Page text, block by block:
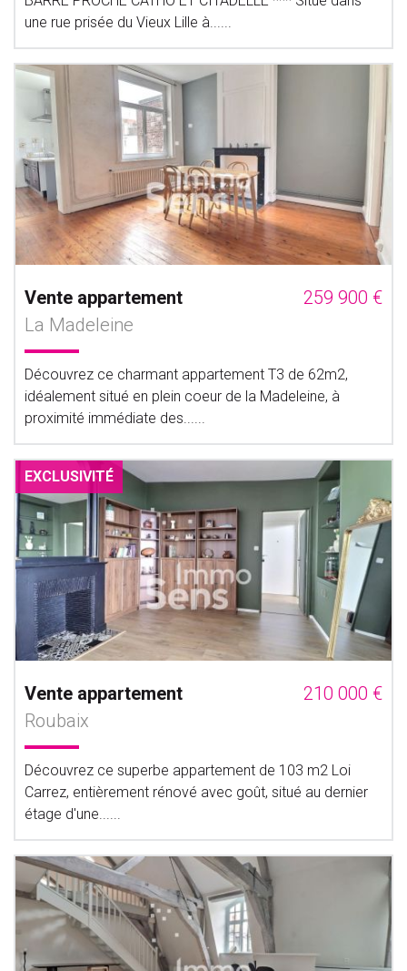
une rue prisée du Vieux Lille à......
Vente appartement
259 900 €
La Madeleine
Découvrez ce charmant appartement T3 de 62m2,
idéalement situé en plein coeur de la Madeleine, à
proximité immédiate des......
EXCLUSIVITÉ
Vente appartement
210 000 €
Roubaix
Découvrez ce superbe appartement de 103 m2 Loi
Carrez, entièrement rénové avec goût, situé au dernier
étage d'une......